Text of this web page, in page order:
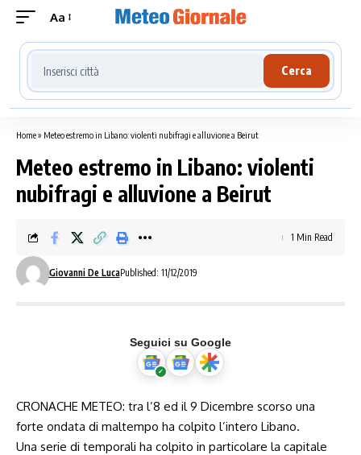
Aa
Cerca località meteo
Cerca
Home» Meteo estremo in Libano: violenti nubifragi e alluvione a Beirut
Meteo estremo in Libano: violenti
nubifragi e alluvione a Beirut
Giovanni De LucaPublished: 11/12/2019
1 Min Read
Seguici su Google
CRONACHE METEO: tra l’8 ed il 9 Dicembre scorso una
forte ondata di maltempo ha colpito l’intero Libano.
Una serie di temporali ha colpito in particolare la capitale